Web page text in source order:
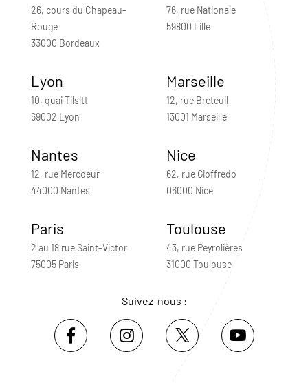
26, cours du Chapeau-
Rouge
33000 Bordeaux
76, rue Nationale
59800 Lille
Lyon
10, quai Tilsitt
69002 Lyon
Marseille
12, rue Breteuil
13001 Marseille
Nantes
12, rue Mercoeur
44000 Nantes
Nice
62, rue Gioffredo
06000 Nice
Paris
2 au 18 rue Saint-Victor
75005 Paris
Toulouse
43, rue Peyrolières
31000 Toulouse
Suivez-nous :